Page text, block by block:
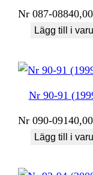
Nr 087-088
Lägg till i
Nr 90-91
Nr 090-091
Lägg till i